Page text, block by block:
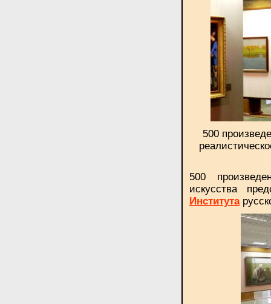
500
500
искусства
Института